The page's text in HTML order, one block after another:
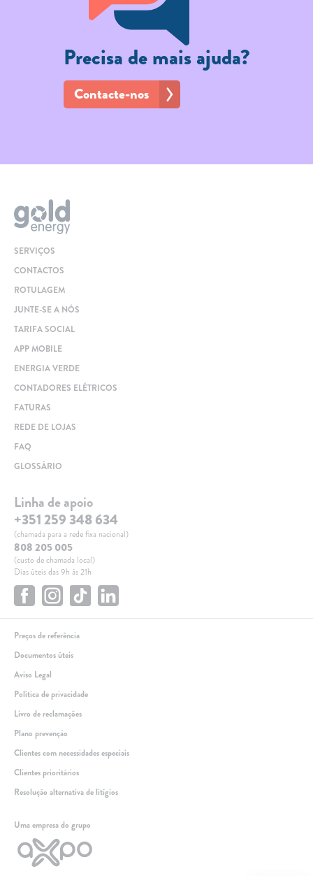
CONTADORES ELÉTRICOS
PRÉMIOS
EFICIÊNCIA ENERGÉTICA
Política de privacidade
Livro de reclamações
Clientes com necessidades especiais
Resolução alternativa de litígios
+351 259 348 634
(chamada para a rede fixa nacional)
808 205 005
Precisa de mais ajuda?
Contacte-nos
SERVIÇOS
CONTACTOS
ROTULAGEM
JUNTE-SE A NÓS
TARIFA SOCIAL
APP MOBILE
ENERGIA VERDE
CONTADORES ELÉTRICOS
FATURAS
REDE DE LOJAS
FAQ
GLOSSÁRIO
Linha de apoio
+351 259 348 634
(chamada para a rede fixa nacional)
808 205 005
(custo de chamada local)
Dias úteis das 9h às 21h
Preços de referência
Documentos úteis
Aviso Legal
Política de privacidade
Livro de reclamações
Plano prevenção
Clientes com necessidades especiais
Clientes prioritários
Resolução alternativa de litígios
Uma empresa do grupo